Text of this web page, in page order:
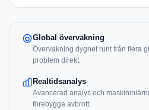
Global övervakning
Övervakning dygnet runt från flera
problem direkt.
Realtidsanalys
Avancerad analys och
förebygga avbrott.